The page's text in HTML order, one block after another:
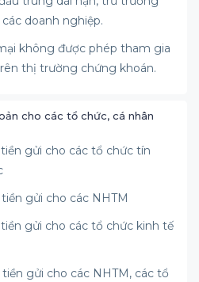
doanh nghiệp.
không được phép tham gia
thị trường chứng khoán.
cho các tổ chức, cá nhân
gửi cho các tổ chức tín
gửi cho các NHTM
gửi cho các tổ chức kinh tế
gửi cho các NHTM, các tổ